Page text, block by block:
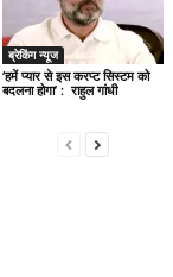
ब्रेकिंग न्यूज
‘हमें प्यार से इस करप्ट सिस्टम को
बदलना होगा’ : राहुल गांधी